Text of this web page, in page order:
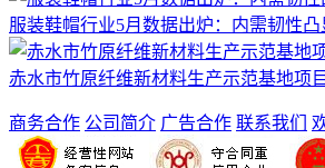
服装鞋帽行业5月数据出炉：内需韧性
赤水市竹原纤维新材料生产示范基地项
商务合作 公司简介 广告合作 联系我们